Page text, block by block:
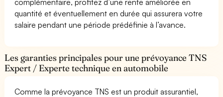
quantité et éventuellement en durée qui assurera votre
salaire pendant une période prédéfinie à l’avance.
Les garanties principales pour une prévoyance TNS
Expert / Experte technique en automobile
Comme la prévoyance TNS est un produit assurantiel,